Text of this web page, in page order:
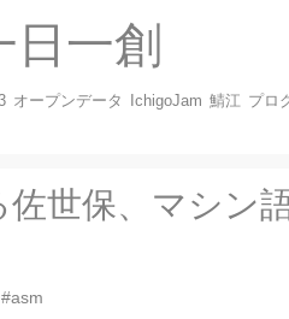
一創
オープンデータ IchigoJam 鯖江 プロ
世保、マシン
#asm